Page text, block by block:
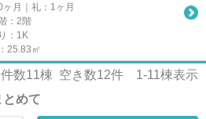
ヶ月｜礼：1ヶ月
：2階
：1K
25.83㎡
数11棟 空き数12件 1-11棟表示
めて